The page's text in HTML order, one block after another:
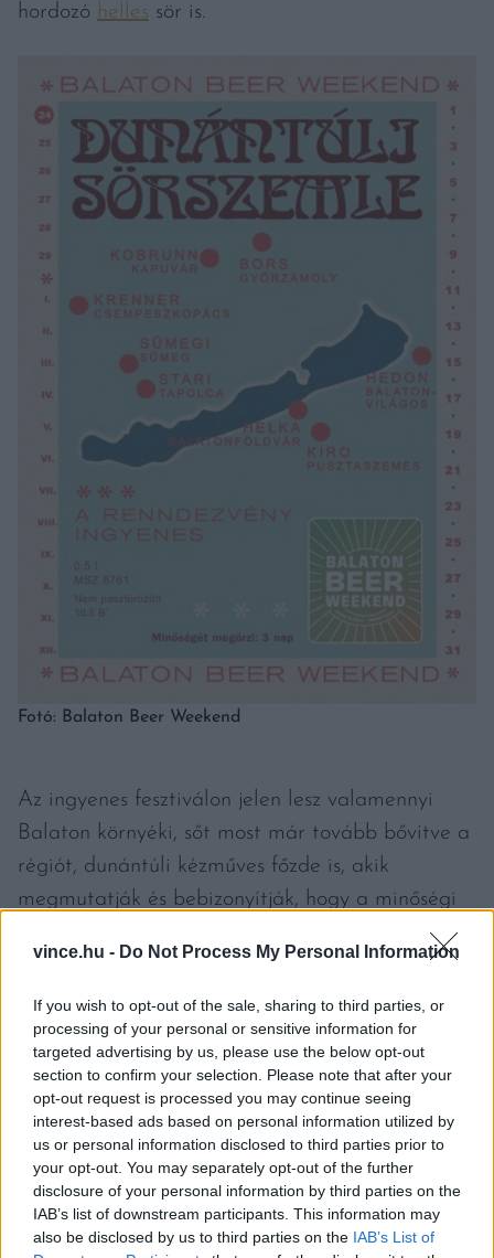
vince.hu - Do Not Process My Personal Information
If you wish to opt-out of the sale, sharing to third parties, or
processing of your personal or sensitive information for
targeted advertising by us, please use the below opt-out
section to confirm your selection. Please note that after your
opt-out request is processed you may continue seeing
interest-based ads based on personal information utilized by
us or personal information disclosed to third parties prior to
your opt-out. You may separately opt-out of the further
disclosure of your personal information by third parties on the
IAB’s list of downstream participants. This information may
also be disclosed by us to third parties on the IAB’s List of
hordozó helles sör is.
Fotó: Balaton Beer Weekend
Az ingyenes fesztiválon jelen lesz valamennyi
Balaton környéki, sőt most már tovább bővítve a
régiót, dunántúli kézműves főzde is, akik
megmutatják és bebizonyítják, hogy a minőségi
sört isznak”– árulta el a rendezvény házigazdája,
Bart Dániel, aki ennek okát is elmagyarázta,
miszerint a bor savas kémhatását a lúgos sör
semlegesíti.„Egy-két hétvégét érdemes arra
szánni, még a borkedvelőknek is, hogy
semlegesítsék a gyomrukat, finom, minőségi
söröket kóstoljanak és megismerjék a helyi